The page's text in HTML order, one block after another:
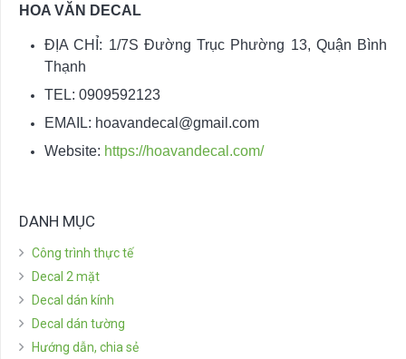
HOA VĂN DECAL
ĐỊA CHỈ: 1/7S Đường Trục Phường 13, Quận Bình
Thạnh
TEL: 0909592123
EMAIL: hoavandecal@gmail.com
Website: https://hoavandecal.com/
DANH MỤC
Công trình thực tế
Decal 2 mặt
Decal dán kính
Decal dán tường
Hướng dẫn, chia sẻ